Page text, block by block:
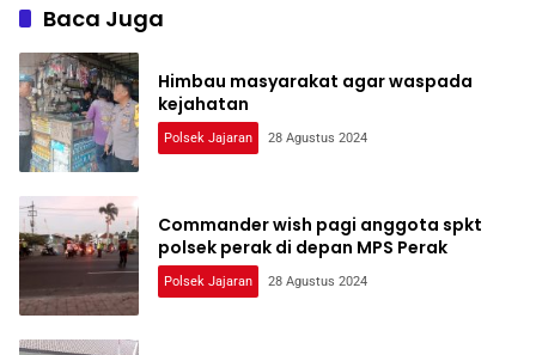
Baca Juga
Himbau masyarakat agar waspada
kejahatan
Polsek Jajaran 28 Agustus 2024
Commander wish pagi anggota spkt
polsek perak di depan MPS Perak
Polsek Jajaran 28 Agustus 2024